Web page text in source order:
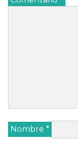
Nombre *